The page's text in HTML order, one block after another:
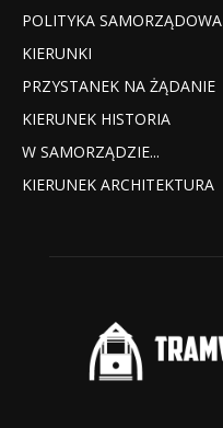
POLITYKA SAMORZĄDOWA
KIERUNKI
PRZYSTANEK NA ŻĄDANIE
KIERUNEK HISTORIA
W SAMORZĄDZIE...
KIERUNEK ARCHITEKTURA